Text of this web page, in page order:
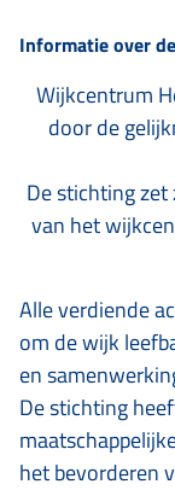
Informatie over
Wijkcentrum
door de
De stichting
van het
Alle verdiende
om de wijk
en
De stichting
het bevorderen